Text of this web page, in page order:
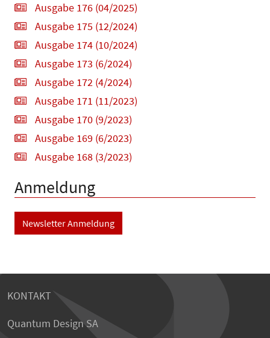
Ausgabe 176 (04/2025)
Ausgabe 175 (12/2024)
Ausgabe 174 (10/2024)
Ausgabe 173 (6/2024)
Ausgabe 172 (4/2024)
Ausgabe 171 (11/2023)
Ausgabe 170 (9/2023)
Ausgabe 169 (6/2023)
Ausgabe 168 (3/2023)
Anmeldung
Newsletter Anmeldung
KONTAKT
Quantum Design SA